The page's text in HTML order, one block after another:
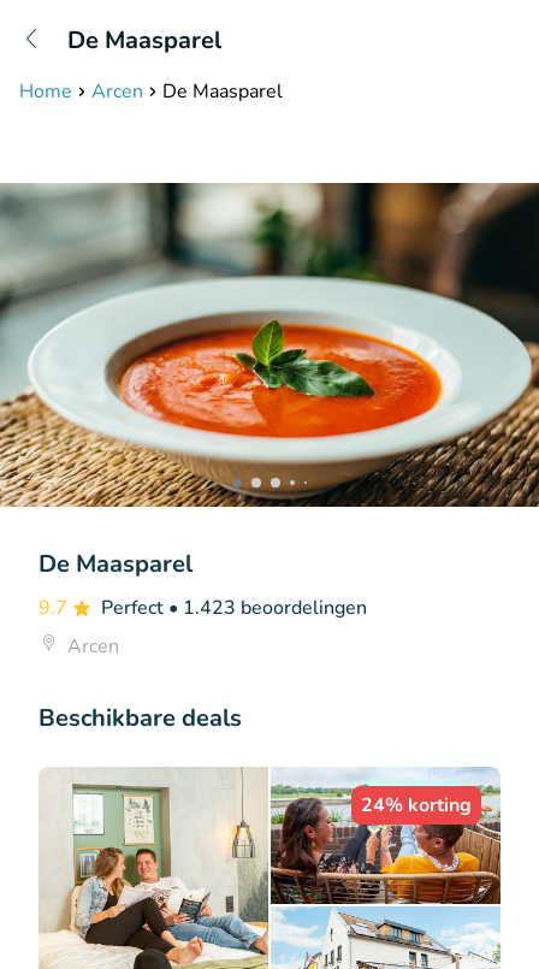
De Maasparel
Home Arcen De Maasparel
De Maasparel
9.7 Perfect • 1.423 beoordelingen
Arcen
Beschikbare deals
24% korting